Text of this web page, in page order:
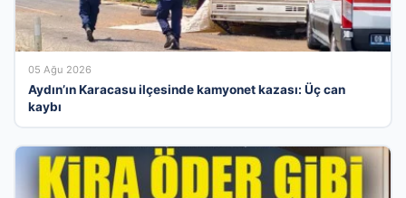
05 Ağu 2026
Aydın’ın Karacasu ilçesinde kamyonet kazası: Üç can
kaybı